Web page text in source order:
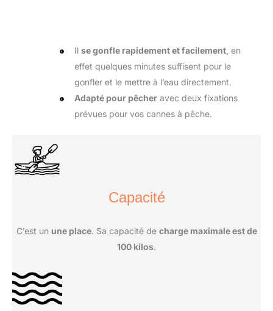
Il se gonfle rapidement et facilement , en
effet quelques minutes suffisent pour le
gonfler et le mettre à l’eau directement.
Adapté pour pêcher avec deux fixations
prévues pour vos cannes à pêche.
Capacité
C’est un une place. Sa capacité de charge maximale est de
100 kilos.